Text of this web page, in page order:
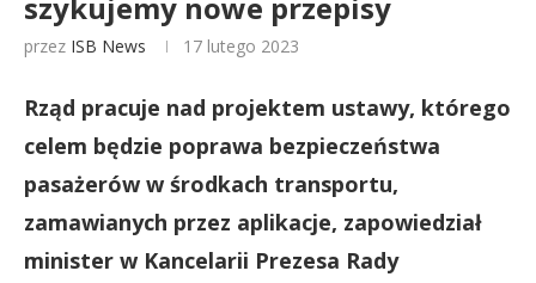
przez ISB News 17 lutego 2023
Rząd pracuje nad projektem ustawy, którego
celem będzie poprawa bezpieczeństwa
pasażerów w środkach transportu,
zamawianych przez aplikacje, zapowiedział
minister w Kancelarii Prezesa Rady